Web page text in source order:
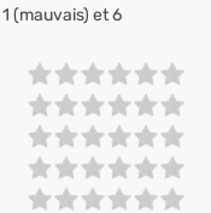
(mauvais) et 6